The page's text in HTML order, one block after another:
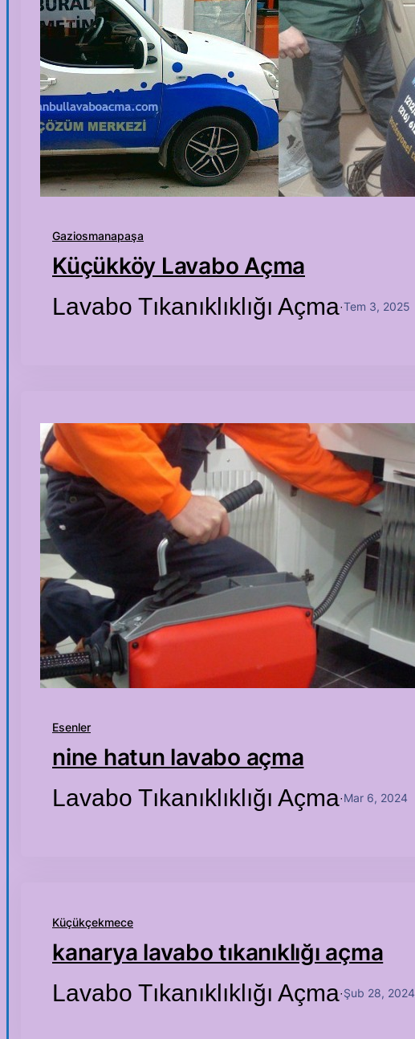
Gaziosmanapaşa
Küçükköy Lavabo Açma
Lavabo Tıkanıklıklığı Açma·Tem 3, 2025
Esenler
nine hatun lavabo açma
Lavabo Tıkanıklıklığı Açma·Mar 6, 2024
Küçükçekmece
kanarya lavabo tıkanıklığı açma
Lavabo Tıkanıklıklığı Açma·Şub 28, 2024